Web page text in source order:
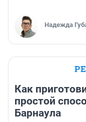
Надежда
Как
простой
Барнаула